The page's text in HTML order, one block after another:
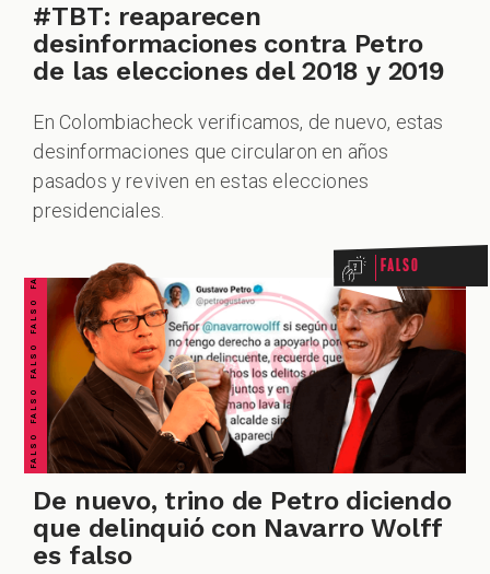
ZOOM
#TBT: reaparecen
desinformaciones contra Petro
de las elecciones del 2018 y 2019
En Colombiacheck verificamos, de nuevo, estas
desinformaciones que circularon en años
pasados y reviven en estas elecciones
presidenciales.
FALSO FALSO FALSO FALSO FALSO FALSO FALSO Falso
De nuevo, trino de Petro diciendo
que delinquió con Navarro Wolff
es falso